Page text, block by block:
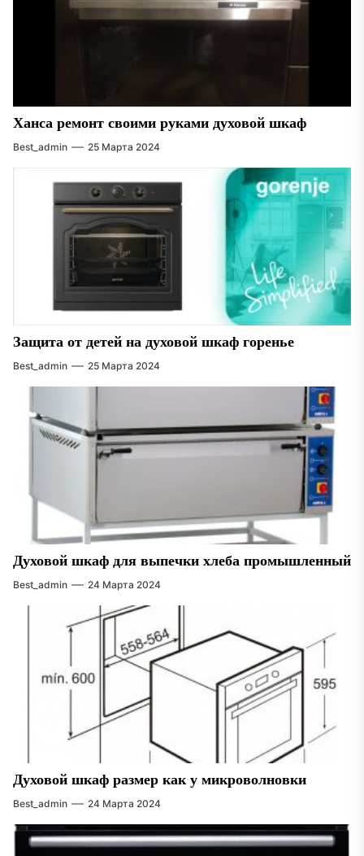
Ханса ремонт своими руками духовой шкаф
Best_admin 25 Марта 2024
Защита от детей на духовой шкаф горенье
Best_admin 25 Марта 2024
Духовой шкаф для выпечки хлеба промышленный
Best_admin 24 Марта 2024
Духовой шкаф размер как у микроволновки
Best_admin 24 Марта 2024